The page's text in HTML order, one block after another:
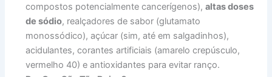
compostos potencialmente cancerígenos),altas doses
de sódio, realçadores de sabor (glutamato
monossódico), açúcar (sim, até em salgadinhos),
acidulantes, corantes artificiais (amarelo crepúsculo,
vermelho 40) e antioxidantes para evitar ranço.